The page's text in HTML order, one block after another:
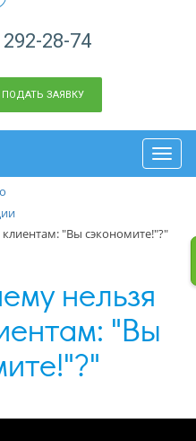
28-74
ЗАЯВКУ
"Вы сэкономите!"?"
нельзя
"Вы